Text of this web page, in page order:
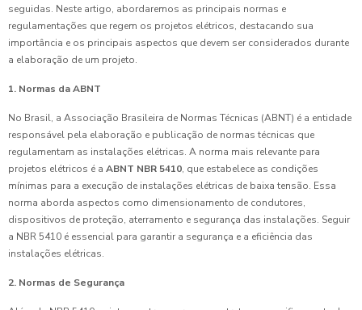
seguidas. Neste artigo, abordaremos as principais normas e
regulamentações que regem os projetos elétricos, destacando sua
importância e os principais aspectos que devem ser considerados durante
a elaboração de um projeto.
1. Normas da ABNT
No Brasil, a Associação Brasileira de Normas Técnicas (ABNT) é a entidade
responsável pela elaboração e publicação de normas técnicas que
regulamentam as instalações elétricas. A norma mais relevante para
projetos elétricos é a ABNT NBR 5410, que estabelece as condições
mínimas para a execução de instalações elétricas de baixa tensão. Essa
norma aborda aspectos como dimensionamento de condutores,
dispositivos de proteção, aterramento e segurança das instalações. Seguir
a NBR 5410 é essencial para garantir a segurança e a eficiência das
instalações elétricas.
2. Normas de Segurança